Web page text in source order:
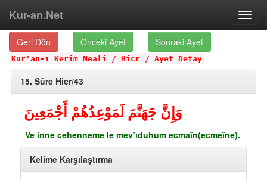
Kur-an.Net
Geri Dön Önceki Ayet Sonraki Ayet
Kur'an-ı Kerim Meali / Hicr / Ayet Detay
15. Sûre Hicr/43
وَإِنَّ جَهَنَّمَ لَمَوْعِدُهُمْ أَجْمَعِينَ
Ve inne cehenneme le mev’ıduhum ecmaîn(ecmeîne).
Kelime Karşılaştırma